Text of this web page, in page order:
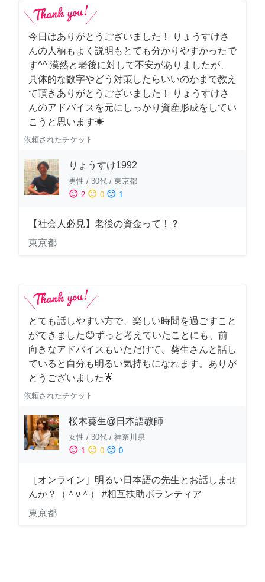
今日はありがとうございました！ りょうすけさ
んの人柄もよく説明もとても分かりやすかったで
す^^ 漠然と老後に対して不安がありましたが、
具体的な数字やどう対策したらいいのかまで教え
て頂きありがとうございました！ りょうすけさ
んのアドバイスを元にしっかり資産形成をしてい
こうと思います☀︎
依頼されたチケット
りょうすけ1992
男性 / 30代 / 東京都
sentiment_satisfied 2 sentiment_neutral 0 sentiment_dissatisfied 1
【社会人必見】老後の資金って！？
東京都
とても話しやすい方で、楽しい時間を過ごすこと
ができました😊ずっと考えていたことにも、前
向きなアドバイスもいただけて、葵生さんと話し
ていると自分も明るい気持ちになれます。ありが
とうございました🌟
依頼されたチケット
桜木葵生@日本語教師
女性 / 30代 / 神奈川県
sentiment_satisfied 1 sentiment_neutral 0 sentiment_dissatisfied 0
［オンライン］明るい日本語の先生とお話しませ
んか？（＾ν＾） #相互扶助ボランティア
東京都